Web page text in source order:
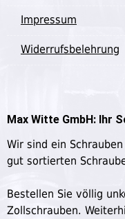
Impressum
Widerrufsbelehrung
Max Witte GmbH: Ihr
Wir sind ein
gut sortierten
Bestellen Sie völlig
Zollschrauben.